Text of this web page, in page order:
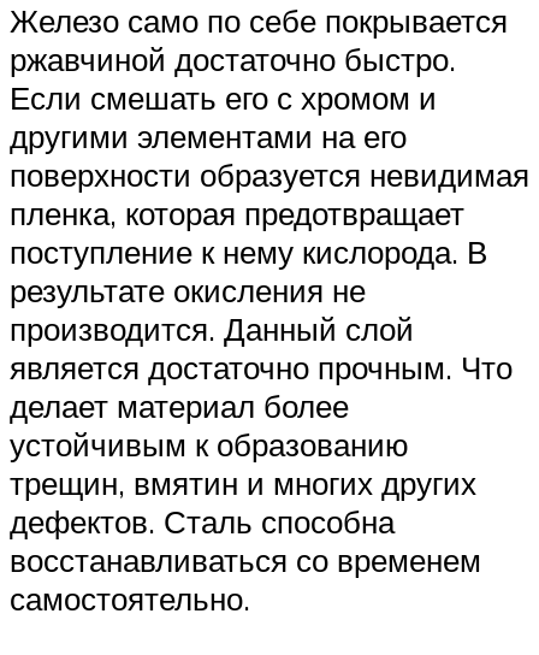
Железо само по себе покрывается
ржавчиной достаточно быстро.
Если смешать его с хромом и
другими элементами на его
поверхности образуется невидимая
пленка, которая предотвращает
поступление к нему кислорода. В
результате окисления не
производится. Данный слой
является достаточно прочным. Что
делает материал более
устойчивым к образованию
трещин, вмятин и многих других
дефектов. Сталь способна
восстанавливаться со временем
самостоятельно.